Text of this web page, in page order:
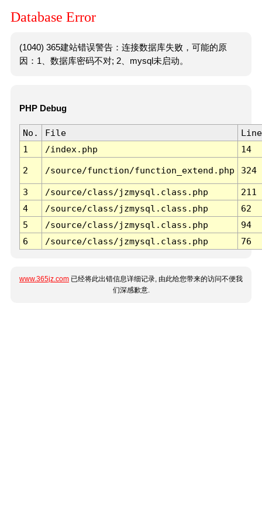
Database Error
(1040) 365建站错误警告：连接数据库失败，可能的原
因：1、数据库密码不对; 2、mysql未启动。
PHP Debug
No. File
Line
1
/index.php 14
2 /source/function/function_extend.php 324
3 /source/class/jzmysql.class.php
211
4
/source/class/jzmysql.class.php
62
5
/source/class/jzmysql.class.php
94
6
/source/class/jzmysql.class.php 76
www.365jz.com 已经将此出错信息详细记录, 由此给您带来的访问不便我
们深感歉意.